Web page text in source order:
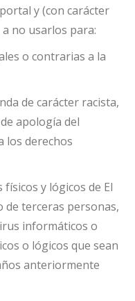
y (con carácter
no usarlos para:
o contrarias a la
de carácter racista,
apología del
derechos
y lógicos de El
de terceras personas,
informáticos o
o lógicos que sean
anteriormente